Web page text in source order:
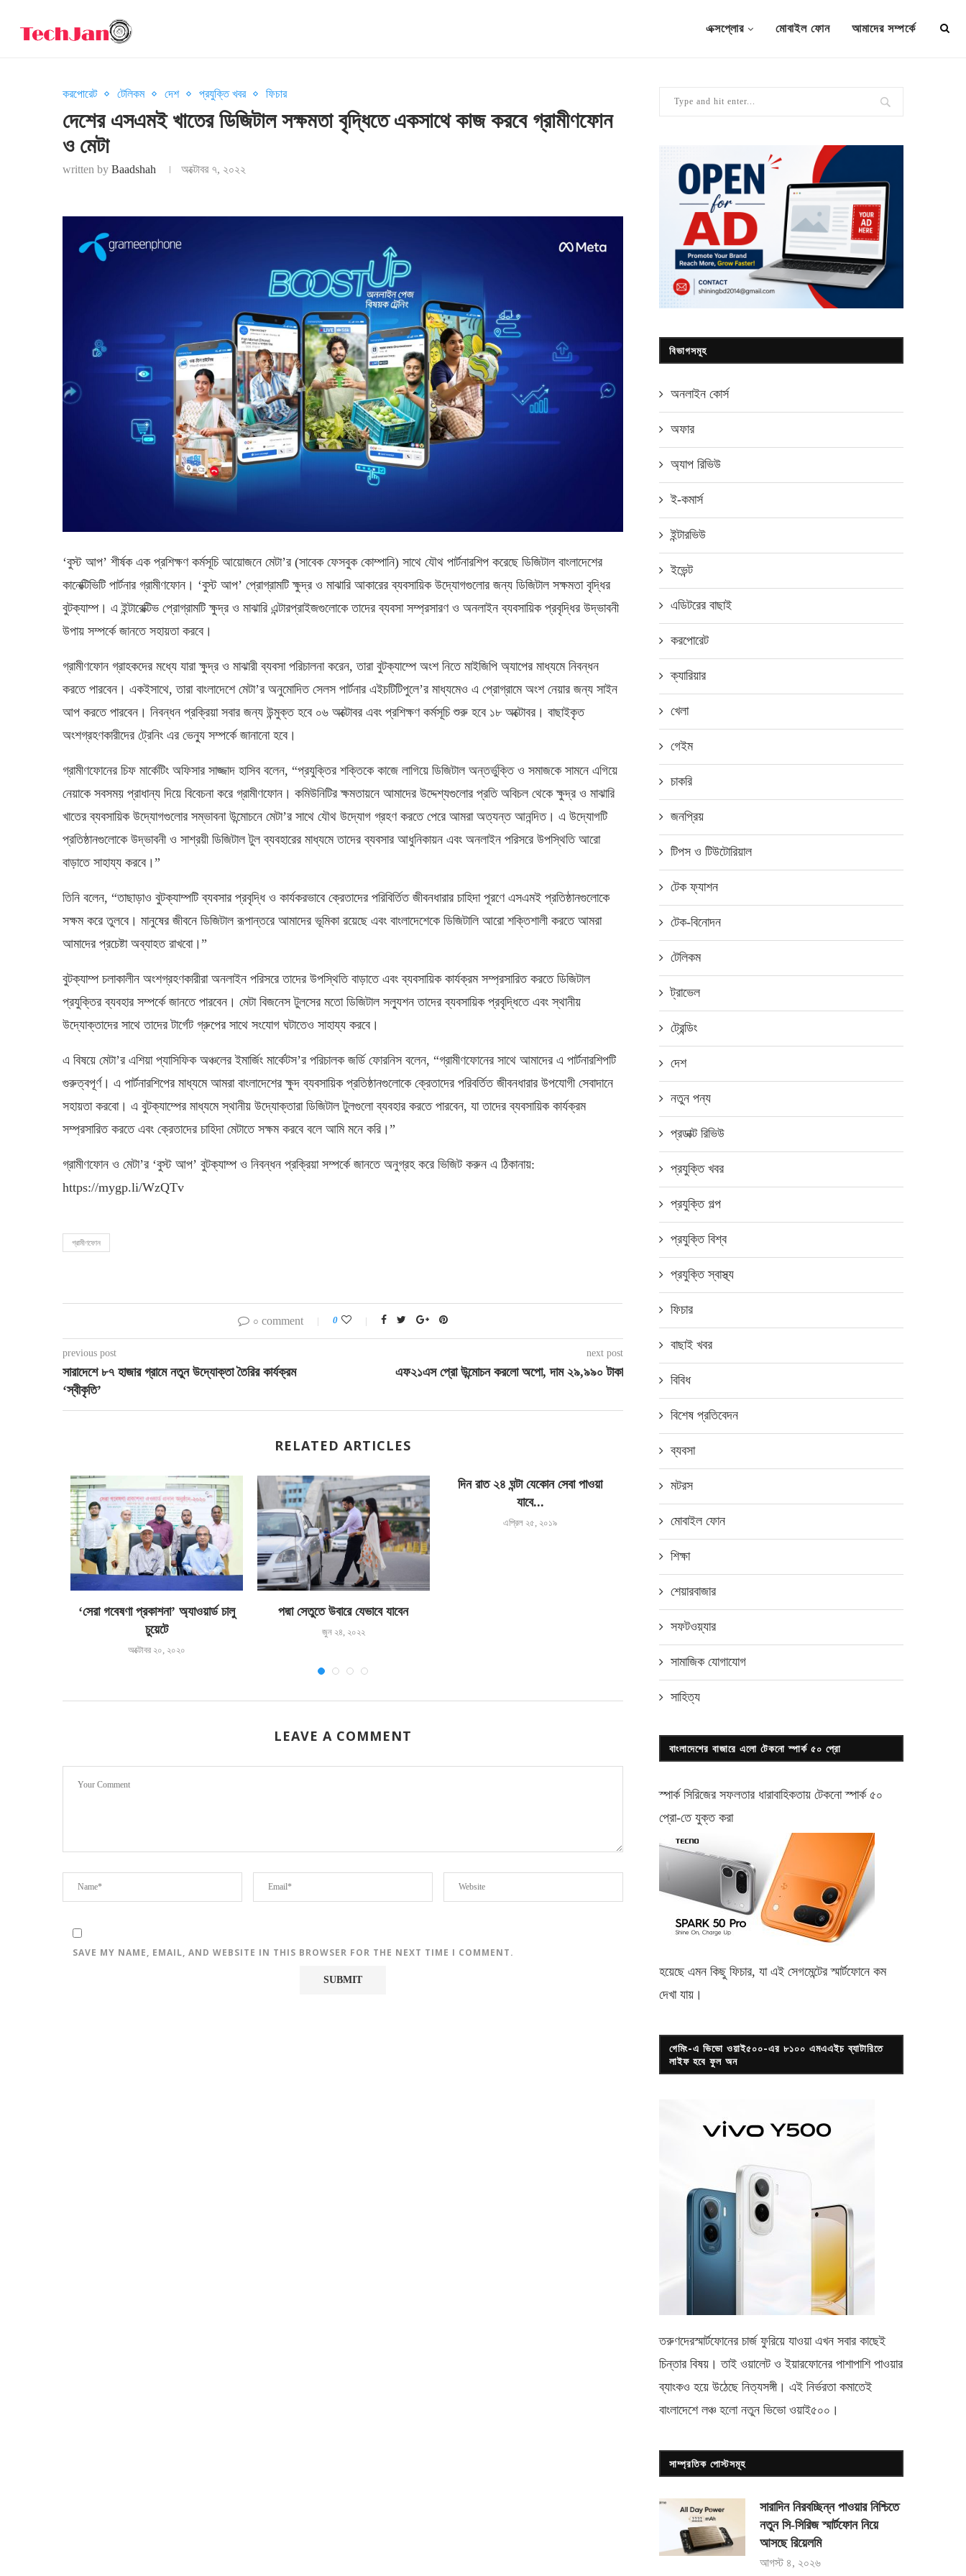
এক্সপ্লোর মোবাইল ফোন আমাদের সম্পর্কে
করপোরেট টেলিকম দেশ প্রযুক্তি খবর ফিচার
দেশের এসএমই খাতের ডিজিটাল সক্ষমতা বৃদ্ধিতে একসাথে কাজ করবে গ্রামীণফোন
ও মেটা
written by Baadshah অক্টোবর ৭, ২০২২
‘বুস্ট আপ’ শীর্ষক এক প্রশিক্ষণ কর্মসূচি আয়োজনে মেটা’র (সাবেক ফেসবুক কোম্পানি) সাথে যৌথ পার্টনারশিপ করেছে ডিজিটাল বাংলাদেশের
কানেক্টিভিটি পার্টনার গ্রামীণফোন। ‘বুস্ট আপ’ প্রোগ্রামটি ক্ষুদ্র ও মাঝারি আকারের ব্যবসায়িক উদ্যোগগুলোর জন্য ডিজিটাল সক্ষমতা বৃদ্ধির
বুটক্যাম্প। এ ইন্টারেক্টিভ প্রোগ্রামটি ক্ষুদ্র ও মাঝারি এন্টারপ্রাইজগুলোকে তাদের ব্যবসা সম্প্রসারণ ও অনলাইন ব্যবসায়িক প্রবৃদ্ধির উদ্ভাবনী
উপায় সম্পর্কে জানতে সহায়তা করবে।
গ্রামীণফোন গ্রাহকদের মধ্যে যারা ক্ষুদ্র ও মাঝারী ব্যবসা পরিচালনা করেন, তারা বুটক্যাম্পে অংশ নিতে মাইজিপি অ্যাপের মাধ্যমে নিবন্ধন
করতে পারবেন। একইসাথে, তারা বাংলাদেশে মেটা’র অনুমোদিত সেলস পার্টনার এইচটিটিপুলে’র মাধ্যমেও এ প্রোগ্রামে অংশ নেয়ার জন্য সাইন
আপ করতে পারবেন। নিবন্ধন প্রক্রিয়া সবার জন্য উন্মুক্ত হবে ০৬ অক্টোবর এবং প্রশিক্ষণ কর্মসূচি শুরু হবে ১৮ অক্টোবর। বাছাইকৃত
অংশগ্রহণকারীদের ট্রেনিং এর ভেন্যু সম্পর্কে জানানো হবে।
গ্রামীণফোনের চিফ মার্কেটিং অফিসার সাজ্জাদ হাসিব বলেন, “প্রযুক্তির শক্তিকে কাজে লাগিয়ে ডিজিটাল অন্তর্ভুক্তি ও সমাজকে সামনে এগিয়ে
নেয়াকে সবসময় প্রাধান্য দিয়ে বিবেচনা করে গ্রামীণফোন। কমিউনিটির ক্ষমতায়নে আমাদের উদ্দেশ্যগুলোর প্রতি অবিচল থেকে ক্ষুদ্র ও মাঝারি
খাতের ব্যবসায়িক উদ্যোগগুলোর সম্ভাবনা উন্মোচনে মেটা’র সাথে যৌথ উদ্যোগ গ্রহণ করতে পেরে আমরা অত্যন্ত আনন্দিত। এ উদ্যোগটি
প্রতিষ্ঠানগুলোকে উদ্ভাবনী ও সাশ্রয়ী ডিজিটাল টুল ব্যবহারের মাধ্যমে তাদের ব্যবসার আধুনিকায়ন এবং অনলাইন পরিসরে উপস্থিতি আরো
বাড়াতে সাহায্য করবে।”
তিনি বলেন, “তাছাড়াও বুটক্যাম্পটি ব্যবসার প্রবৃদ্ধি ও কার্যকরভাবে ক্রেতাদের পরিবির্তিত জীবনধারার চাহিদা পূরণে এসএমই প্রতিষ্ঠানগুলোকে
সক্ষম করে তুলবে। মানুষের জীবনে ডিজিটাল রূপান্তরে আমাদের ভূমিকা রয়েছে এবং বাংলাদেশেকে ডিজিটালি আরো শক্তিশালী করতে আমরা
আমাদের প্রচেষ্টা অব্যাহত রাখবো।”
বুটক্যাম্প চলাকালীন অংশগ্রহণকারীরা অনলাইন পরিসরে তাদের উপস্থিতি বাড়াতে এবং ব্যবসায়িক কার্যক্রম সম্প্রসারিত করতে ডিজিটাল
প্রযুক্তির ব্যবহার সম্পর্কে জানতে পারবেন। মেটা বিজনেস টুলসের মতো ডিজিটাল সল্যুশন তাদের ব্যবসায়িক প্রবৃদ্ধিতে এবং স্থানীয়
উদ্যোক্তাদের সাথে তাদের টার্গেট গ্রুপের সাথে সংযোগ ঘটাতেও সাহায্য করবে।
এ বিষয়ে মেটা’র এশিয়া প্যাসিফিক অঞ্চলের ইমার্জিং মার্কেটস’র পরিচালক জর্ডি ফোরনিস বলেন, “গ্রামীণফোনের সাথে আমাদের এ পার্টনারশিপটি
গুরুত্বপূর্ণ। এ পার্টনারশিপের মাধ্যমে আমরা বাংলাদেশের ক্ষুদ ব্যবসায়িক প্রতিষ্ঠানগুলোকে ক্রেতাদের পরিবর্তিত জীবনধারার উপযোগী সেবাদানে
সহায়তা করবো। এ বুটক্যাম্পের মাধ্যমে স্থানীয় উদ্যোক্তারা ডিজিটাল টুলগুলো ব্যবহার করতে পারবেন, যা তাদের ব্যবসায়িক কার্যক্রম
সম্প্রসারিত করতে এবং ক্রেতাদের চাহিদা মেটাতে সক্ষম করবে বলে আমি মনে করি।”
গ্রামীণফোন ও মেটা’র ‘বুস্ট আপ’ বুটক্যাম্প ও নিবন্ধন প্রক্রিয়া সম্পর্কে জানতে অনুগ্রহ করে ভিজিট করুন এ ঠিকানায়:
https://mygp.li/WzQTv
গ্রামীণফোন
০ comment 0
previous post
সারাদেশে ৮৭ হাজার গ্রামে নতুন উদ্যোক্তা তৈরির কার্যক্রম
‘স্বীকৃতি’
next post
এফ২১এস প্রো উন্মোচন করলো অপো, দাম ২৯,৯৯০ টাকা
RELATED ARTICLES
‘সেরা গবেষণা প্রকাশনা’ অ্যাওয়ার্ড চালু
চুয়েটে
অক্টোবর ২০, ২০২০
পদ্মা সেতুতে উবারে যেভাবে যাবেন
জুন ২৪, ২০২২
দিন রাত ২৪ ঘন্টা যেকোন সেবা পাওয়া
যাবে...
এপ্রিল ২৫, ২০১৯
সম্পূর্ণ সরকারি খরচে ১০০% স্কলারশিপে
জব ওরিয়েন্টেড প্রশিক্ষণ
আজ...
LEAVE A COMMENT
SAVE MY NAME, EMAIL, AND WEBSITE IN THIS BROWSER FOR THE NEXT TIME I COMMENT.
বিভাগসমূহ
অনলাইন কোর্স
অফার
অ্যাপ রিভিউ
ই-কমার্স
ইন্টারভিউ
ইভেন্ট
এডিটরের বাছাই
করপোরেট
ক্যারিয়ার
খেলা
গেইম
চাকরি
জনপ্রিয়
টিপস ও টিউটোরিয়াল
টেক ফ্যাশন
টেক-বিনোদন
টেলিকম
ট্রাভেল
ট্রেন্ডিং
দেশ
নতুন পন্য
প্রডাক্ট রিভিউ
প্রযুক্তি খবর
প্রযুক্তি গল্প
প্রযুক্তি বিশ্ব
প্রযুক্তি স্বাস্থ্য
ফিচার
বাছাই খবর
বিবিধ
বিশেষ প্রতিবেদন
ব্যবসা
মটরস
মোবাইল ফোন
শিক্ষা
শেয়ারবাজার
সফটওয়্যার
সামাজিক যোগাযোগ
সাহিত্য
বাংলাদেশের বাজারে এলো টেকনো স্পার্ক ৫০ প্রো
স্পার্ক সিরিজের সফলতার ধারাবাহিকতায় টেকনোস্পার্ক ৫০
প্রো-তে যুক্ত করা
হয়েছে এমন কিছু ফিচার, যা এই সেগমেন্টের স্মার্টফোনে কম
দেখা যায়।
গেমিং-এ ভিভো ওয়াই৫০০-এর ৮১০০ এমএএইচ ব্যাটারিতে
লাইফ হবে ফুল অন
তরুণদেরস্মার্টফোনের চার্জ ফুরিয়ে যাওয়া এখন সবার কাছেই
চিন্তার বিষয়। তাই ওয়ালেট ও ইয়ারফোনের পাশাপাশি পাওয়ার
ব্যাংকও হয়ে উঠেছে নিত্যসঙ্গী। এই নির্ভরতা কমাতেই
বাংলাদেশে লঞ্চ হলো নতুন ভিভো ওয়াই৫০০ ।
সাম্প্রতিক পোস্টসমূহ
সারাদিন নিরবচ্ছিন্ন পাওয়ার নিশ্চিতে
নতুন সি-সিরিজ স্মার্টফোন নিয়ে
আসছে রিয়েলমি
আগস্ট ৪, ২০২৬